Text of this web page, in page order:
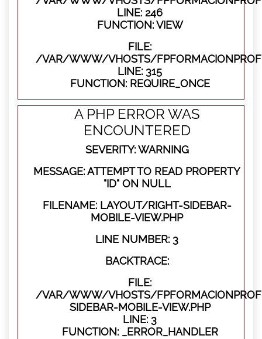
LINE: 246
FUNCTION: VIEW
FILE:
/VAR/WWW/VHOSTS/
LINE: 315
FUNCTION: REQUIRE_ONCE
A PHP ERROR WAS
ENCOUNTERED
SEVERITY: WARNING
MESSAGE: ATTEMPT TO READ PROPERTY
"ID" ON NULL
FILENAME: LAYOUT/RIGHT-SIDEBAR-
MOBILE-VIEW.PHP
LINE NUMBER: 3
BACKTRACE:
FILE:
/VAR/WWW/VHOSTS/
SIDEBAR-MOBILE-VIEW.PHP
LINE: 3
FUNCTION: _ERROR_HANDLER